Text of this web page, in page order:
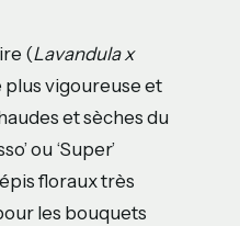
(Lavandula x
plus vigoureuse et
et sèches du
ou ‘Super’
floraux très
les bouquets